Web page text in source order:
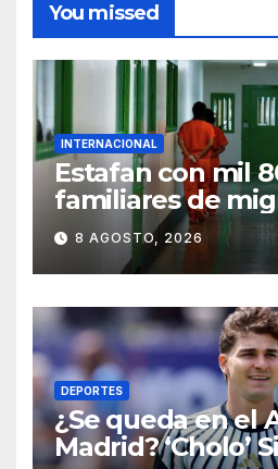
You missed
INTERNACIONAL
Estafan con mil
familiares de
detenidos en
prometen
8 AGOSTO, 2026
DEPORTES
¿Se queda en el
Madrid? ‘Cholo’